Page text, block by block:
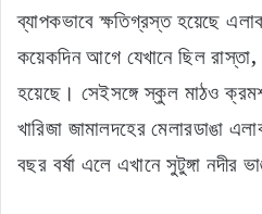
ব্যাপকভাবে ক্ষতিগ্রস্ত হয়েছে
কয়েকদিন আগে যেখানে ছিল রাস্তা,
হয়েছে। সেইসঙ্গে স্কুল মাঠও ক্রমশ
খারিজা জামালদহের মেলারডাঙা
বছর বর্ষা এলে এখানে সুটুঙ্গা